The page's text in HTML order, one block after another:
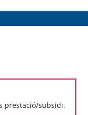
prestació/subsidi.